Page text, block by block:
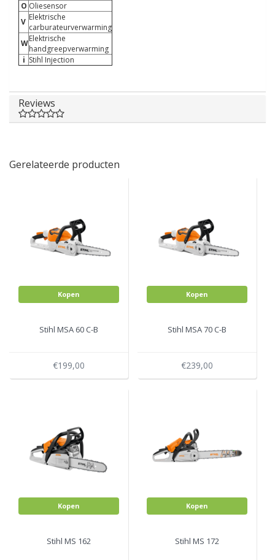
O Oliesensor
V Elektrische
carburateurverwarming
WElektrische
handgreepverwarming
i Stihl Injection
Reviews
Gerelateerde producten
Kopen
Stihl MSA 60 C-B
€199,00
Kopen
Stihl MSA 70 C-B
€239,00
Kopen
Stihl MS 162
Kopen
Stihl MS 172